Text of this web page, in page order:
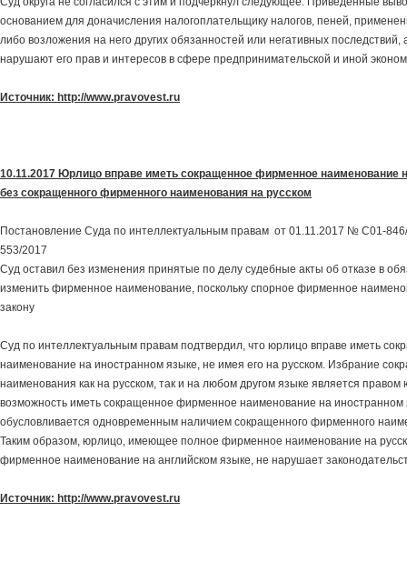
основанием для доначисления налогоплательщику налогов, пеней,
либо возложения на него других обязанностей или негативных последствий,
нарушают его прав и интересов в сфере предпринимательской и иной
Источник: http://www.pravovest.ru
10.11.2017 Юрлицо вправе иметь сокращенное фирменное наименование
без сокращенного фирменного наименования на русском
Постановление Суда по интеллектуальным правам от 01.11.2017 № С01-
553/2017
Суд оставил без изменения принятые по делу судебные акты об отказе в
изменить фирменное наименование, поскольку спорное фирменное
закону
Суд по интеллектуальным правам подтвердил, что юрлицо вправе иметь
наименование на иностранном языке, не имея его на русском. Избрание
наименования как на русском, так и на любом другом языке является
возможность иметь сокращенное фирменное наименование на иностранном
обусловливается одновременным наличием сокращенного фирменного
Таким образом, юрлицо, имеющее полное фирменное наименование на
фирменное наименование на английском языке, не нарушает
Источник: http://www.pravovest.ru